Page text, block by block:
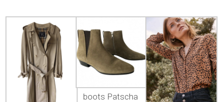
boots Patscha